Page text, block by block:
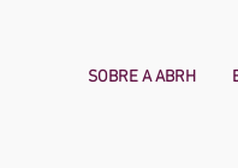
SOBRE A ABRH